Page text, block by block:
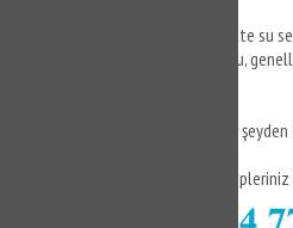
: Gömme klozette su
kullanıcıları rahatsız edebilir. Bu,
Unutmayın, sağlık ve hijyen her
Daha fazla bilgi ve destek